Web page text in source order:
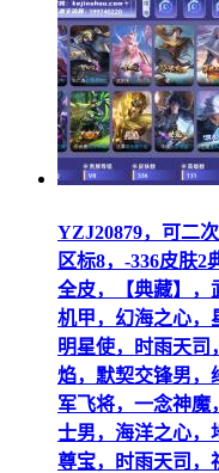
YZJ20879，可二
区标8，-336皮肤2
全皮，【典藏】，
机甲，幻海之心，
明星使，时雨天司
焰，默契交锋男，
军飞将，一念神魔
士男，海洋之心，
尊宝，时雨天司，